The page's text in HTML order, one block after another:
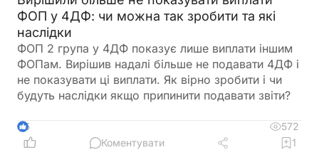
ФОП у 4ДФ: чи можна так зробити та які
наслідки
ФОП 2 група у 4ДФ показує лише виплати іншим
ФОПам. Вирішив надалі більше не подавати 4ДФ і
не показувати ці виплати. Як вірно зробити і чи
будуть наслідки якщо припинити подавати звіти?
5
572
Коментувати
1